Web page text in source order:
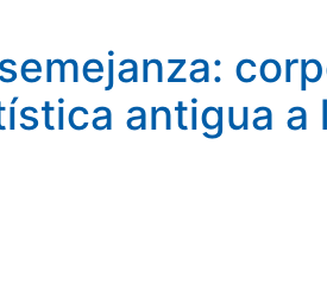
antigua a